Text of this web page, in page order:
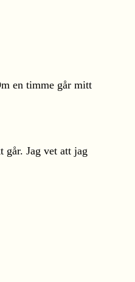
en timme går mitt
går. Jag vet att jag